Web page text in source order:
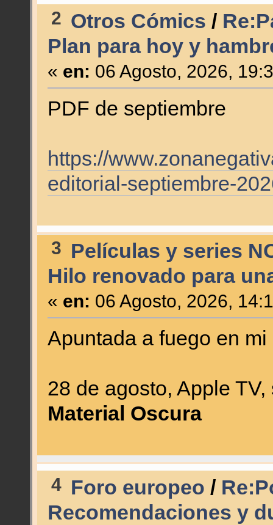
2 Otros Cómics /
Plan para hoy y
« en: 06 Agosto, 2026,
PDF de septiembre
https://
editorial-septiembre-
3 Películas y series
Hilo renovado para
« en: 06 Agosto, 2026,
Apuntada a fuego en
28 de agosto, Apple
Material Oscura
4 Foro europeo /
Recomendaciones y